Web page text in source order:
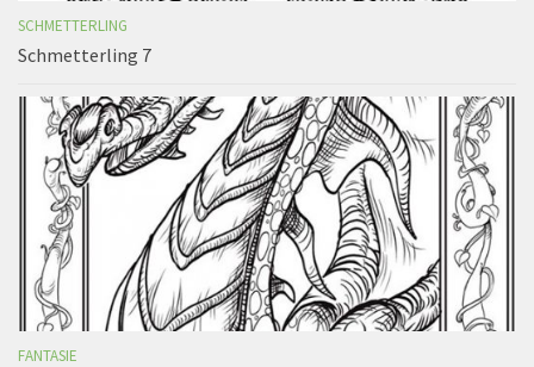
SCHMETTERLING
Schmetterling 7
FANTASIE